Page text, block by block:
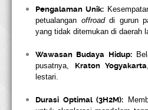
Pengalaman Unik:
petualangan offroaddi gurun
yang tidak ditemukan di daerah
Wawasan Budaya Hidup:
pusatnya, Kraton Yogyakarta
lestari.
Durasi Optimal (3H2M):